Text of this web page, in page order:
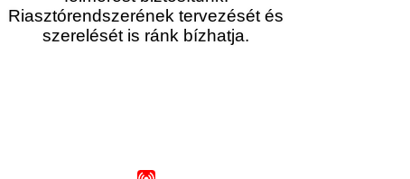
Riasztórendszerének tervezését és
szerelését is ránk bízhatja.